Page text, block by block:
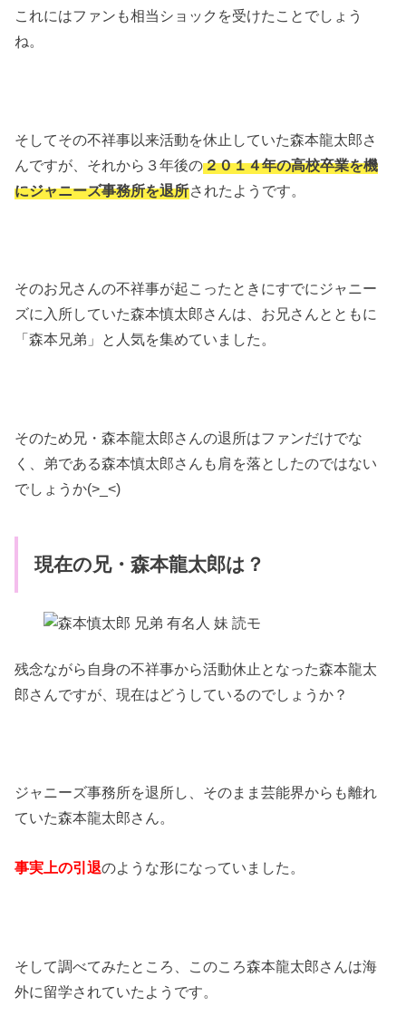
これにはファンも相当ショックを受けたことでしょう
ね。
そしてその不祥事以来活動を休止していた森本龍太郎さ
んですが、それから３年後の２０１４年の高校卒業を機
にジャニーズ事務所を退所されたようです。
そのお兄さんの不祥事が起こったときにすでにジャニー
ズに入所していた森本慎太郎さんは、お兄さんとともに
「森本兄弟」と人気を集めていました。
そのため兄・森本龍太郎さんの退所はファンだけでな
く、弟である森本慎太郎さんも肩を落としたのではない
でしょうか(>_<)
現在の兄・森本龍太郎は？
残念ながら自身の不祥事から活動休止となった森本龍太
郎さんですが、現在はどうしているのでしょうか？
ジャニーズ事務所を退所し、そのまま芸能界からも離れ
ていた森本龍太郎さん。
事実上の引退のような形になっていました。
そして調べてみたところ、このころ森本龍太郎さんは海
外に留学されていたようです。